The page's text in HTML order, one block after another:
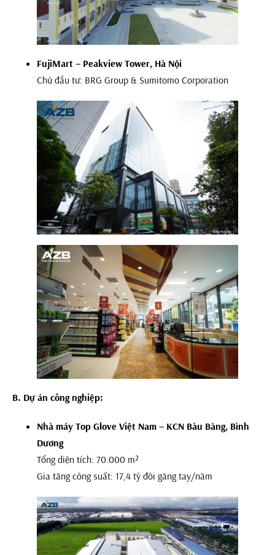
FujiMart – Peakview Tower, Hà Nội
Chủ đầu tư: BRG Group & Sumitomo Corporation
B. Dự án công nghiệp:
Nhà máy Top Glove Việt Nam – KCN Bàu Bàng, Bình
Dương
Tổng diện tích: 70.000 m²
Gia tăng công suất: 17,4 tỷ đôi găng tay/năm